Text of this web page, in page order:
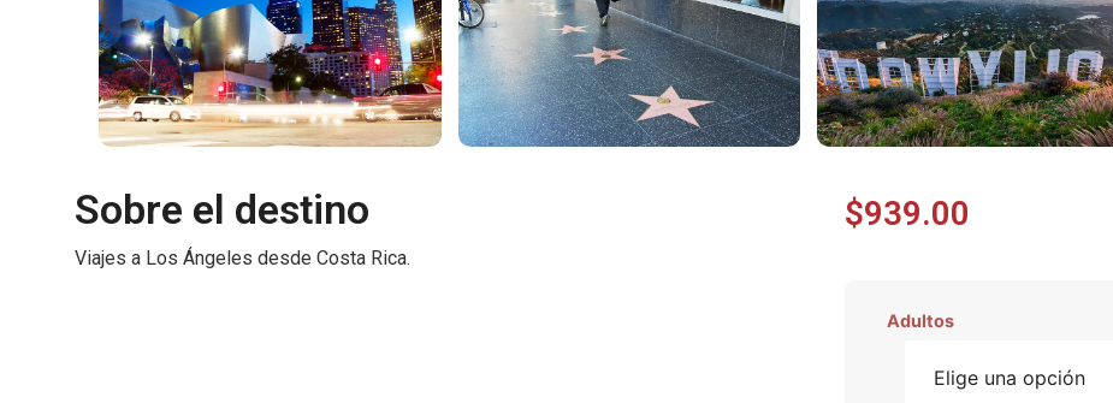
Sobre el destino
Viajes a Los Ángeles desde Costa Rica.
$939.00
Adultos